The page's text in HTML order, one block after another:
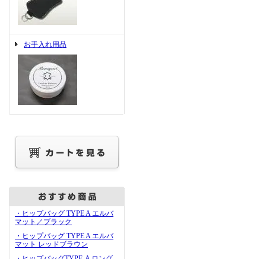
お手入れ用品
・ヒップバッグ TYPE A エルバ
マット／ブラック
・ヒップバッグ TYPE A エルバ
マット レッドブラウン